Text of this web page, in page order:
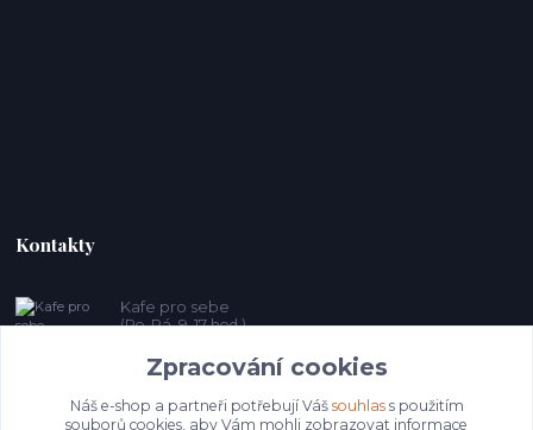
Kontakty
Kafe pro sebe
(Po-Pá, 9-17 hod.)
prosebeunicov@seznam.cz
Zpracování cookies
Náš e-shop a partneři potřebují Váš souhlass použitím
souborů cookies, aby Vám mohli zobrazovat informace